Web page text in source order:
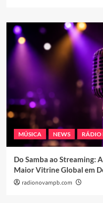
MÚSICA NEWS RÁDIO
Do Samba ao Streaming:
Maior Vitrine Global em
radionovampb.com